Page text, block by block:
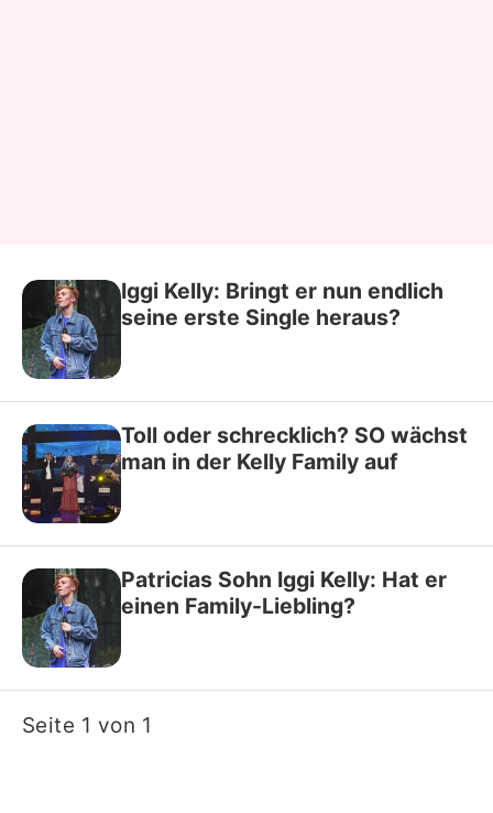
Iggi Kelly: Bringt er nun endlich
seine erste Single heraus?
Toll oder schrecklich? SO wächst
man in der Kelly Family auf
Patricias Sohn Iggi Kelly: Hat er
einen Family-Liebling?
Seite 1 von 1